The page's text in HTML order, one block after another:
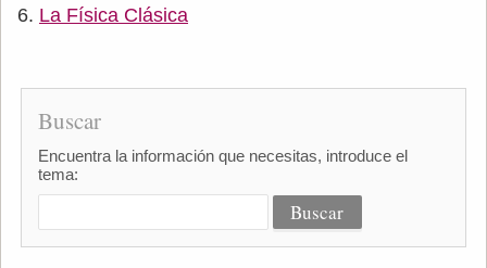
La Física Clásica
Buscar
Encuentra la información que necesitas, introduce el
tema: